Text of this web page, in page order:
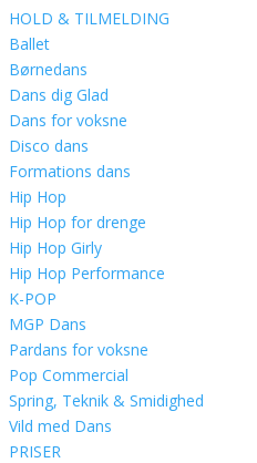
HOLD & TILMELDING
Ballet
Børnedans
Dans dig Glad
Dans for voksne
Disco dans
Formations dans
Hip Hop
Hip Hop for drenge
Hip Hop Girly
Hip Hop Performance
K-POP
MGP Dans
Pardans for voksne
Pop Commercial
Spring, Teknik & Smidighed
Vild med Dans
PRISER